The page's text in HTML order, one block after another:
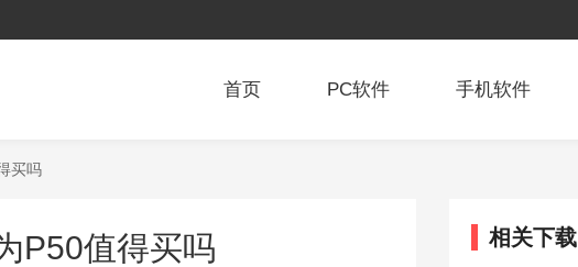
首页 PC软件 手机软件
买吗
P50值得买吗 相关下载